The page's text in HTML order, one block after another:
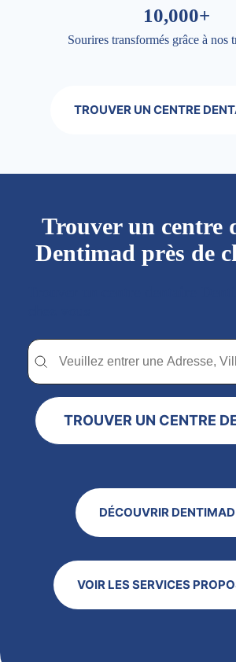
10,000+
Sourires transformés grâce à nos
TROUVER UN CENTRE
Trouver un centre
Dentimad près de
Trouver un centre dentaire
Trouver un centre dentaire Dentimad près
TROUVER UN CENTRE
DÉCOUVRIR DENTIMAD
VOIR LES SERVICES